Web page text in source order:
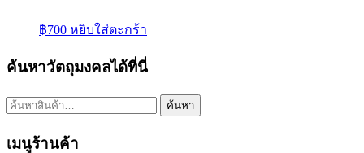
฿700 หยิบใส่ตะกร้า
ค้นหาวัตถุมงคลได้ที่นี่
ค้นหา: ค้นหา
เมนูร้านค้า